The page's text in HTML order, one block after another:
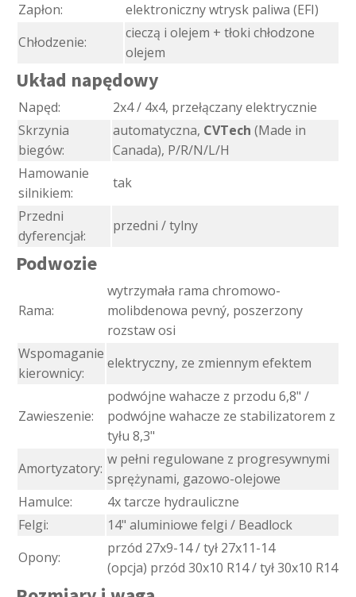
Zapłon:
elektroniczny wtrysk paliwa (EFI)
Chłodzenie:
cieczą i olejem + tłoki chłodzone
olejem
Układ napędowy
Napęd:
2x4 / 4x4, przełączany elektrycznie
Skrzynia
biegów:
automatyczna, CVTech (Made in
Canada), P/R/N/L/H
Hamowanie
silnikiem:
tak
Przedni
dyferencjał:
przedni / tylny
Podwozie
Rama:
wytrzymała rama chromowo-
molibdenowa pevný, poszerzony
rozstaw osi
Wspomaganie
kierownicy:
elektryczny, ze zmiennym efektem
Zawieszenie:
podwójne wahacze z przodu 6,8" /
podwójne wahacze ze stabilizatorem z
tyłu 8,3"
Amortyzatory:
w pełni regulowane z progresywnymi
sprężynami, gazowo-olejowe
Hamulce:
4x tarcze hydrauliczne
Felgi:
14" aluminiowe felgi / Beadlock
Opony:
przód 27x9-14 / tył 27x11-14
(opcja) przód 30x10 R14 / tył 30x10 R14